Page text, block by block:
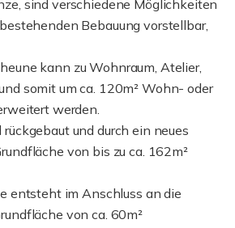
sind verschiedene Möglichkeiten
Bebauung vorstellbar,
kann zu Wohnraum, Atelier,
somit um ca. 120m² Wohn- oder
werden.
und durch ein neues
von bis zu ca. 162m²
entsteht im Anschluss an die
von ca. 60m²